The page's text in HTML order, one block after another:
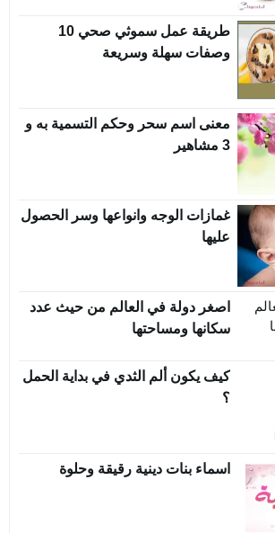
طريقة عمل سموثي صحي 10
وصفات سهلة وسريعة
معنى اسم سحر وحكم التسمية به و
3 مشاهير
غمازات الوجه وانواعها وسر الحصول
عليها
اصغر دولة في العالم من حيث عدد
سكانها ومساحتها
كيف يكون ألم الثدي في بداية الحمل
؟
اسماء بنات دينية رقيقة وحلوة